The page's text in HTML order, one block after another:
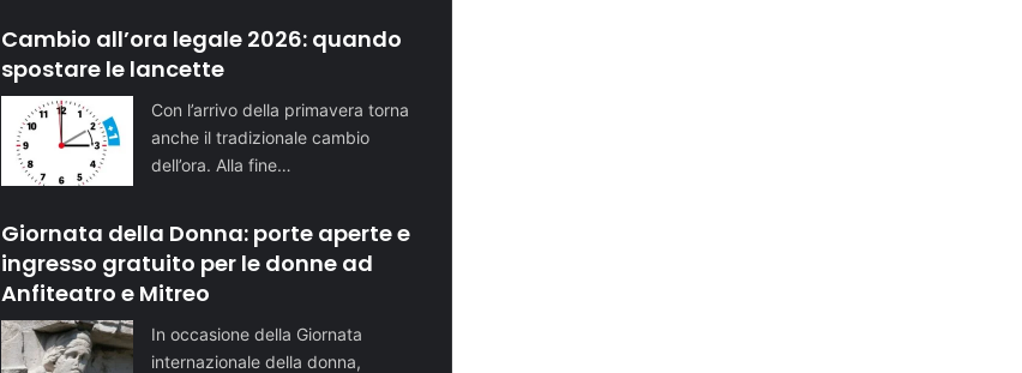
Cambio all’ora legale 2026: quando
spostare le lancette
Con l’arrivo della primavera torna
anche il tradizionale cambio
dell’ora. Alla fine…
Giornata della Donna: porte aperte e
ingresso gratuito per le donne ad
Anfiteatro e Mitreo
In occasione della Giornata
internazionale della donna,